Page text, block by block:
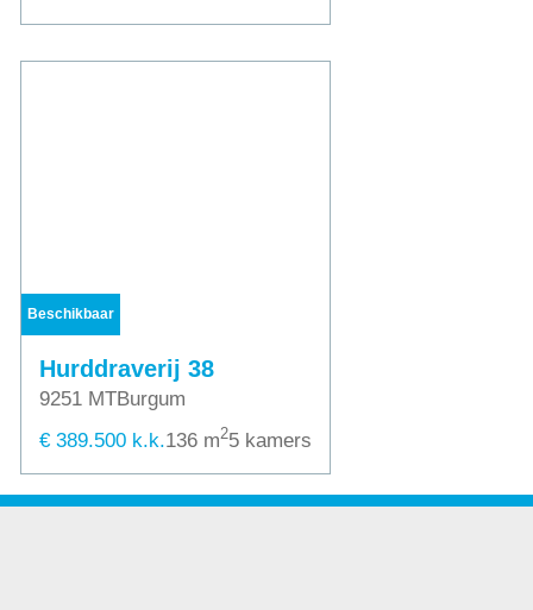
Beschikbaar
Hurddraverij 38
9251 MTBurgum
€ 389.500 k.k.136 m25 kamers